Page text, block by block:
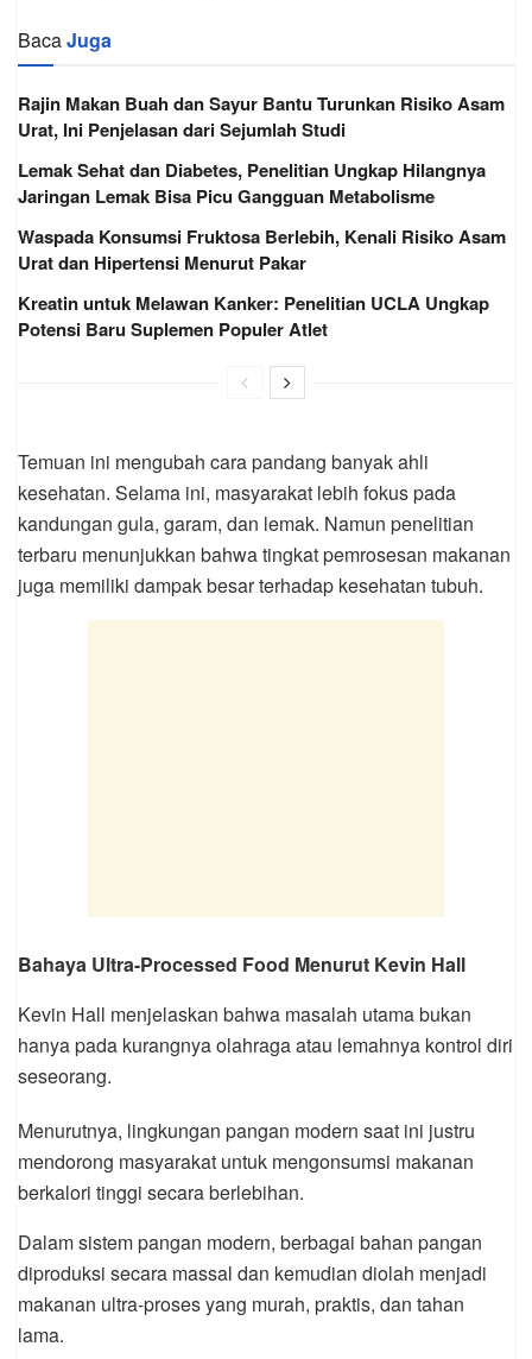
BacaJuga
Rajin Makan Buah dan Sayur Bantu Turunkan Risiko Asam
Urat, Ini Penjelasan dari Sejumlah Studi
Lemak Sehat dan Diabetes, Penelitian Ungkap Hilangnya
Jaringan Lemak Bisa Picu Gangguan Metabolisme
Waspada Konsumsi Fruktosa Berlebih, Kenali Risiko Asam
Urat dan Hipertensi Menurut Pakar
Kreatin untuk Melawan Kanker: Penelitian UCLA Ungkap
Potensi Baru Suplemen Populer Atlet
Temuan ini mengubah cara pandang banyak ahli
kesehatan. Selama ini, masyarakat lebih fokus pada
kandungan gula, garam, dan lemak. Namun penelitian
terbaru menunjukkan bahwa tingkat pemrosesan makanan
juga memiliki dampak besar terhadap kesehatan tubuh.
Bahaya Ultra-Processed Food Menurut Kevin Hall
Kevin Hall menjelaskan bahwa masalah utama bukan
hanya pada kurangnya olahraga atau lemahnya kontrol diri
seseorang.
Menurutnya, lingkungan pangan modern saat ini justru
mendorong masyarakat untuk mengonsumsi makanan
berkalori tinggi secara berlebihan.
Dalam sistem pangan modern, berbagai bahan pangan
diproduksi secara massal dan kemudian diolah menjadi
makanan ultra-proses yang murah, praktis, dan tahan
lama.